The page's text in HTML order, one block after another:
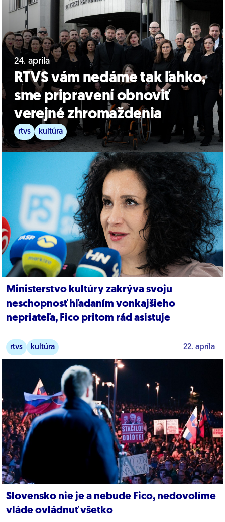
24. apríla
RTVS vám nedáme tak ľahko,
sme pripravení obnoviť
verejné zhromaždenia
rtvs kultúra
Ministerstvo kultúry zakrýva svoju
neschopnosť hľadaním vonkajšieho
nepriateľa, Fico pritom rád asistuje
rtvs kultúra 22. apríla
Slovensko nie je a nebude Fico, nedovolíme
vláde ovládnuť všetko